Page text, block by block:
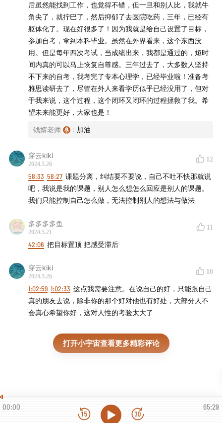
【往期节目】
【职场成长手记】：串台《姜Dora在此》｜ 对话副总裁
对谈“文案女王”林桂枝｜对谈「日谈公园」｜串台《中年
延长线》｜串台《组织进化论》 ｜二次串台「三五环」｜
串台《TIANYU2FM》｜串台《自我进化论》
【钱钱老师去串门】：｜ 对话人大董晨宇｜对话情绪专家
郭婷婷｜ 对话清华学姐在下小苏
《公司茶水间》对话梁文道等
「虎嗅」聊聊学业和就业
串台《文马
法律实验室》｜ 串台《三点下班》｜串台「三五环」｜对
谈小鱼老师｜串台《快乐亚军》｜串台《盐不能当饭吃》
串台「实习生活」｜对谈韩卓教授｜对谈璞璞老师&小
橙卷饼
【钱钱老师喊你读书】：《终身成长》
室》 ｜423读书日特别篇《我有自己的宇宙》
【钱录】： 学业岔路口，应该如何选｜“关系”不拧巴｜你
的人生需要主线｜走近博士｜ 985博导教你选导师｜北师
【钱钱老师的沉浸式答疑】：本硕博职场Q&A（2023年2
Q&A（9月第二期）｜本硕博职场Q&A（10月版）
2.不知道自己要什么，很正常
找一个可得的目标（具体是什么目标不重要，重要的是能做
到），25岁左右做成一件事情形成【闭环】，是建立成人自
尊自信的必经之路。
（这点深有感触，成功才是成功之母。无论是考研考公考试
还是工作等，都要努力先做成一件事）
否则总容易做事半拉胯，只有形成闭环，才能步步为营稳步
前行，下一步就知道自己要什么并且能得到，而不是想着一
步登天。
🔸时间管理其实是价值管理，eg字数带动效率，每天论文
🔸感情：betteroff 相互滋养
听别人就别叨叨 听自己就别在乎他人声音
理解共情 因果自付两个独立
双方金钱价值观可以求同存异，婚姻更像同事关系，共同解
🔸具体目标：志向 ➕现状接纳并努力：志气
后虽然能找到工作，也觉得不错，但一旦和别人比，我就牛
角尖了，就拧巴了，然后抑郁了去医院吃药，三年，已经有
躯体化了。现在好很多了！因为我就是给自己设置了目标，
参加自考，拿到本科毕业。虽然在外界看来，这个东西没
用。但是每年四次考试，当成绩出来，我都是通过的，短时
间内真的可以马上恢复自尊感。三年过去了，大多数人坚持
不下来的自考，我考完了专本心理学，已经毕业啦！准备考
雅思读研去了，尽管在外人来看学历似乎已经没用了，但对
于我来说，这个过程，这个闭环又闭环的过程拯救了我。希
望未来能更好，大家也是！
钱婧老师 : 加油
穿云kiki
2024.5.26
12
58:33 58:27 课题分离，纠结要不要说，自己不吐不快那就说
吧，我说是我的课题，别人怎么想怎么回应是别人的课题。
我们只能控制自己怎么做，无法控制别人的想法与做法
多多多多鱼
2024.5.21
11
42:06 把目标置顶 把感受滞后
穿云kiki
2024.5.26
10
1:02:59 1:02:33 这点我需要注意。在说自己的好，只能跟自己
真的朋友去说，除非你的那个好对他也有好处，大部分人不
会真心希望你好，这对人性的考验太大了
打开小宇宙查看更多精彩评论
00:00 65:29